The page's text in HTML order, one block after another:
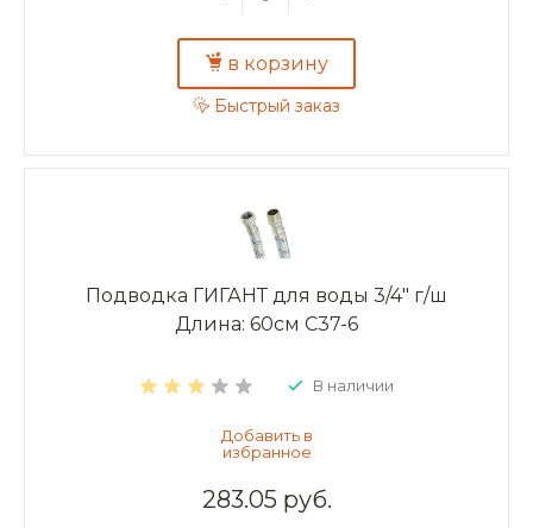
в корзину
Быстрый заказ
Подводка ГИГАНТ для воды 3/4" г/ш
Длина: 60см C37-6
В наличии
283.05 руб.